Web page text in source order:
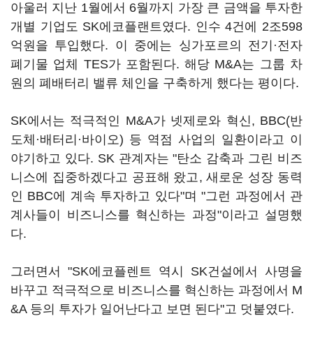
아울러 지난 1월에서 6월까지 가장 큰 금액을 투자한
개별 기업도 SK에코플랜트였다. 인수 4건에 2조598
억원을 투입했다. 이 중에는 싱가포르의 전기·전자
폐기물 업체 TES가 포함된다. 해당 M&A는 그룹 차
원의 폐배터리 밸류 체인을 구축하게 했다는 평이다.
SK에서는 적극적인 M&A가 넷제로와 혁신, BBC(반
도체·배터리·바이오) 등 역점 사업의 일환이라고 이
야기하고 있다. SK 관계자는 "탄소 감축과 그린 비즈
니스에 집중하겠다고 공표해 왔고, 새로운 성장 동력
인 BBC에 계속 투자하고 있다"며 "그런 과정에서 관
계사들이 비즈니스를 혁신하는 과정"이라고 설명했
다.
그러면서 "SK에코플렌트 역시 SK건설에서 사명을
바꾸고 적극적으로 비즈니스를 혁신하는 과정에서 M
&A 등의 투자가 일어난다고 보면 된다"고 덧붙였다.